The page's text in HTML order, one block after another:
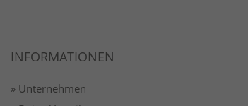
INFORMATIONEN
» Unternehmen